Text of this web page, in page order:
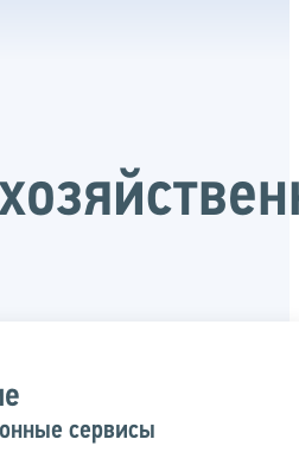
сервисы